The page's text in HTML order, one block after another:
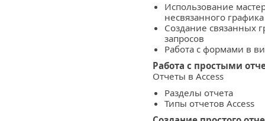
Использование
несвязанного графика
Создание связанных
запросов
Работа с формами в
Работа с простыми
Отчеты в Access
Разделы отчета
Типы отчетов Access